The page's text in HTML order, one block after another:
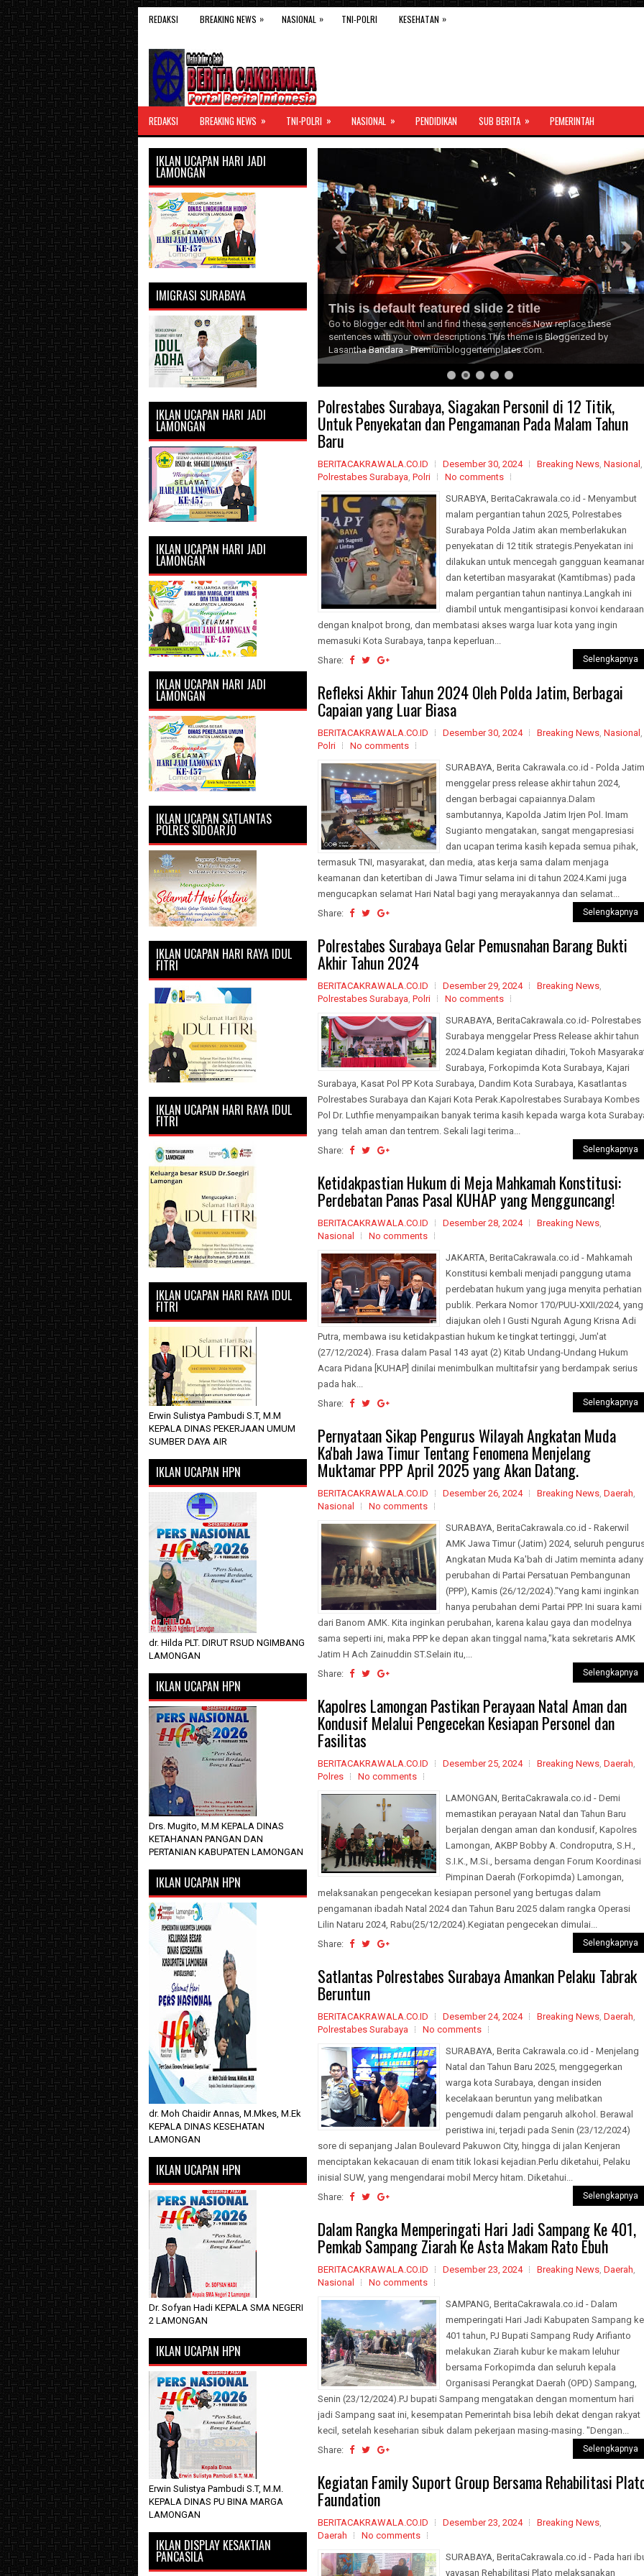
REDAKSI BREAKING NEWS » NASIONAL » TNI-POLRI KESEHATAN »
REDAKSI BREAKING NEWS » TNI-POLRI » NASIONAL » PENDIDIKAN SUB BERITA » PEMERINTAH
This is default featured slide 2 title
Go to Blogger edit html and find these sentences.Now replace these
sentences with your own descriptions.This theme is Bloggerized by
Lasantha Bandara - Premiumbloggertemplates.com.
1 2 3 4
Polrestabes Surabaya, Siagakan Personil di 12 Titik,
Untuk Penyekatan dan Pengamanan Pada Malam Tahun
Baru
BERITACAKRAWALA.CO.ID Desember 30, 2024 Breaking News, Nasional ,
Polrestabes Surabaya, Polri
No comments
SURABYA, BeritaCakrawala.co.id - Menyambut
malam pergantian tahun 2025, Polrestabes
Surabaya Polda Jatim akan memberlakukan
penyekatan di 12 titik strategis.Penyekatan ini
dilakukan untuk mencegah gangguan
dan ketertiban masyarakat (Kamtibmas) pada
malam pergantian tahun nantinya.Langkah ini
diambil untuk mengantisipasi konvoi
dengan knalpot brong, dan membatasi akses warga luar kota yang ingin
memasuki Kota Surabaya, tanpa keperluan...
Share:
Selengkapnya
Refleksi Akhir Tahun 2024 Oleh Polda Jatim, Berbagai
Capaian yang Luar Biasa
BERITACAKRAWALA.CO.ID Desember 30, 2024 Breaking News, Nasional ,
Polri
No comments
SURABAYA, Berita Cakrawala.co.id - Polda Jatim
menggelar press release akhir tahun 2024,
dengan berbagai capaiannya.Dalam
sambutannya, Kapolda Jatim Irjen Pol. Imam
Sugianto mengatakan, sangat mengapresiasi
dan ucapan terima kasih kepada semua pihak,
termasuk TNI, masyarakat, dan media, atas kerja sama dalam menjaga
keamanan dan ketertiban di Jawa Timur selama ini di tahun 2024.Kami juga
mengucapkan selamat Hari Natal bagi yang merayakannya dan selamat...
Share:
Selengkapnya
Polrestabes Surabaya Gelar Pemusnahan Barang Bukti
Akhir Tahun 2024
BERITACAKRAWALA.CO.ID Desember 29, 2024 Breaking News,
Polrestabes Surabaya, Polri
No comments
SURABAYA, BeritaCakrawala.co.id- Polrestabes
Surabaya menggelar Press Release akhir tahun
2024.Dalam kegiatan dihadiri, Tokoh
Surabaya, Forkopimda Kota Surabaya, Kajari
Surabaya, Kasat Pol PP Kota Surabaya, Dandim Kota Surabaya, Kasatlantas
Polrestabes Surabaya dan Kajari Kota Perak.Kapolrestabes Surabaya Kombes
Pol Dr. Luthfie menyampaikan banyak terima kasih kepada warga kota
yang telah aman dan tentrem. Sekali lagi terima...
Share:
Selengkapnya
Ketidakpastian Hukum di Meja Mahkamah Konstitusi:
Perdebatan Panas Pasal KUHAP yang Mengguncang!
BERITACAKRAWALA.CO.ID Desember 28, 2024 Breaking News,
Nasional
No comments
JAKARTA, BeritaCakrawala.co.id - Mahkamah
Konstitusi kembali menjadi panggung utama
perdebatan hukum yang juga menyita perhatian
publik. Perkara Nomor 170/PUU-XXII/2024, yang
diajukan oleh I Gusti Ngurah Agung Krisna Adi
Putra, membawa isu ketidakpastian hukum ke tingkat tertinggi, Jum'at
(27/12/2024). Frasa dalam Pasal 143 ayat (2) Kitab Undang-Undang Hukum
Acara Pidana [KUHAP] dinilai menimbulkan multitafsir yang berdampak serius
pada hak...
Share:
Selengkapnya
Pernyataan Sikap Pengurus Wilayah Angkatan Muda
Ka'bah Jawa Timur Tentang Fenomena Menjelang
Muktamar PPP April 2025 yang Akan Datang.
BERITACAKRAWALA.CO.ID Desember 26, 2024 Breaking News, Daerah,
Nasional
No comments
SURABAYA, BeritaCakrawala.co.id - Rakerwil
AMK Jawa Timur (Jatim) 2024, seluruh
Angkatan Muda Ka'bah di Jatim meminta
perubahan di Partai Persatuan Pembangunan
(PPP), Kamis (26/12/2024)."Yang kami inginkan
hanya perubahan demi Partai PPP. Ini suara kami
dari Banom AMK. Kita inginkan perubahan, karena kalau gaya dan modelnya
sama seperti ini, maka PPP ke depan akan tinggal nama,"kata sekretaris AMK
Jatim H Ach Zainuddin ST.Selain itu,...
Share:
Selengkapnya
Kapolres Lamongan Pastikan Perayaan Natal Aman dan
Kondusif Melalui Pengecekan Kesiapan Personel dan
Fasilitas
BERITACAKRAWALA.CO.ID Desember 25, 2024 Breaking News, Daerah,
Polres
No comments
LAMONGAN, BeritaCakrawala.co.id - Demi
memastikan perayaan Natal dan Tahun Baru
berjalan dengan aman dan kondusif, Kapolres
Lamongan, AKBP Bobby A. Condroputra, S.H.,
S.I.K., M.Si., bersama dengan Forum Koordinasi
Pimpinan Daerah (Forkopimda) Lamongan,
melaksanakan pengecekan kesiapan personel yang bertugas dalam
pengamanan ibadah Natal 2024 dan Tahun Baru 2025 dalam rangka Operasi
Lilin Nataru 2024, Rabu(25/12/2024).Kegiatan pengecekan dimulai...
Share:
Selengkapnya
Satlantas Polrestabes Surabaya Amankan Pelaku Tabrak
Beruntun
BERITACAKRAWALA.CO.ID Desember 24, 2024 Breaking News, Daerah,
Polrestabes Surabaya
No comments
SURABAYA, Berita Cakrawala.co.id - Menjelang
Natal dan Tahun Baru 2025, menggegerkan
warga kota Surabaya, dengan insiden
kecelakaan beruntun yang melibatkan
pengemudi dalam pengaruh alkohol. Berawal
peristiwa ini, terjadi pada Senin (23/12/2024)
sore di sepanjang Jalan Boulevard Pakuwon City, hingga di jalan Kenjeran
menciptakan kekacauan di enam titik lokasi kejadian.Perlu diketahui, Pelaku
inisial SUW, yang mengendarai mobil Mercy hitam. Diketahui...
Share:
Selengkapnya
Dalam Rangka Memperingati Hari Jadi Sampang Ke 401,
Pemkab Sampang Ziarah Ke Asta Makam Rato Ebuh
BERITACAKRAWALA.CO.ID Desember 23, 2024 Breaking News, Daerah,
Nasional
No comments
SAMPANG, BeritaCakrawala.co.id - Dalam
memperingati Hari Jadi Kabupaten Sampang
401 tahun, PJ Bupati Sampang Rudy Arifianto
melakukan Ziarah kubur ke makam leluhur
bersama Forkopimda dan seluruh kepala
Organisasi Perangkat Daerah (OPD) Sampang,
Senin (23/12/2024).PJ bupati Sampang mengatakan dengan momentum hari
jadi Sampang saat ini, kesempatan Pemerintah bisa lebih dekat dengan rakyat
kecil, setelah keseharian sibuk dalam pekerjaan masing-masing. "Dengan...
Share:
Selengkapnya
Kegiatan Family Suport Group Bersama Rehabilitasi
Faundation
BERITACAKRAWALA.CO.ID Desember 23, 2024 Breaking News,
Daerah
No comments
SURABAYA, BeritaCakrawala.co.id - Pada hari
yayasan Rehabilitasi Plato melaksanakan
IKLAN UCAPAN HARI JADI
LAMONGAN
IMIGRASI SURABAYA
IKLAN UCAPAN HARI JADI
LAMONGAN
IKLAN UCAPAN HARI JADI
LAMONGAN
IKLAN UCAPAN HARI JADI
LAMONGAN
IKLAN UCAPAN SATLANTAS
POLRES SIDOARJO
IKLAN UCAPAN HARI RAYA IDUL
FITRI
IKLAN UCAPAN HARI RAYA IDUL
FITRI
IKLAN UCAPAN HARI RAYA IDUL
FITRI
Erwin Sulistya Pambudi S.T, M.M
KEPALA DINAS PEKERJAAN UMUM
SUMBER DAYA AIR
IKLAN UCAPAN HPN
dr. Hilda PLT. DIRUT RSUD NGIMBANG
LAMONGAN
IKLAN UCAPAN HPN
Drs. Mugito, M.M KEPALA DINAS
KETAHANAN PANGAN DAN
PERTANIAN KABUPATEN LAMONGAN
IKLAN UCAPAN HPN
dr. Moh Chaidir Annas, M.Mkes, M.Ek
KEPALA DINAS KESEHATAN
LAMONGAN
IKLAN UCAPAN HPN
Dr. Sofyan Hadi KEPALA SMA NEGERI
2 LAMONGAN
IKLAN UCAPAN HPN
Erwin Sulistya Pambudi S.T, M.M.
KEPALA DINAS PU BINA MARGA
LAMONGAN
IKLAN DISPLAY KESAKTIAN
PANCASILA